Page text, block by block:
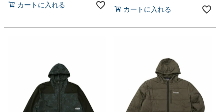
カートに入れる
カートに入れる